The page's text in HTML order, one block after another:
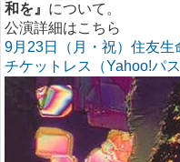
和を』 について。
公演詳細はこちら
9月23日（月・祝）住友生
チケットレス（Yahoo!パ